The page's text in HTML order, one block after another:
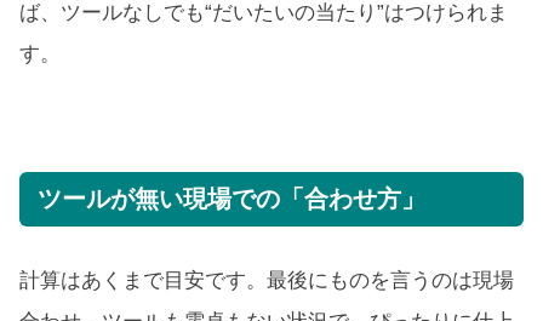
ば、ツールなしでも“だいたいの当たり”はつけられま
す。
ツールが無い現場での「合わせ方」
計算はあくまで目安です。最後にものを言うのは現場